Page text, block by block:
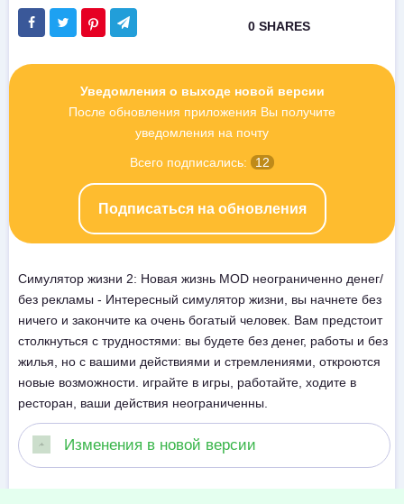
Уведомления о выходе новой версии
После обновления приложения Вы получите
уведомления на почту
Подписаться на обновления
Всего подписались: 12
Симулятор жизни 2: Новая жизнь MOD неограниченно денег/
без рекламы - Интересный симулятор жизни, вы начнете без
ничего и закончите ка очень богатый человек. Вам предстоит
столкнуться с трудностями: вы будете без денег, работы и без
жилья, но с вашими действиями и стремлениями, откроются
новые возможности. играйте в игры, работайте, ходите в
ресторан, ваши действия неограниченны.
Изменения в новой версии